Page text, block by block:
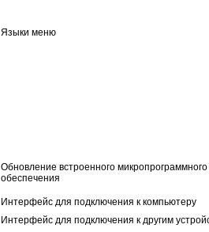
Языки меню
Обновление встроенного микропрограммного
обеспечения
Интерфейс для подключения к компьютеру
Интерфейс для подключения к другим